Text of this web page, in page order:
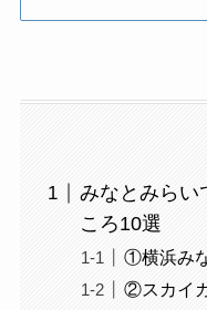
みなとみらい
ころ10選
①横浜み
②スカイ